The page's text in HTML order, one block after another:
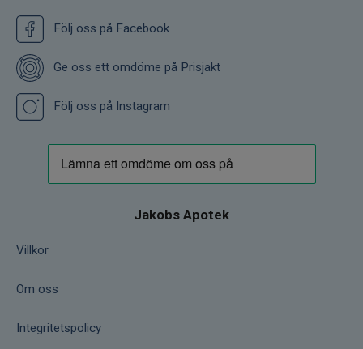
Följ oss på Facebook
Ge oss ett omdöme på Prisjakt
Följ oss på Instagram
Jakobs Apotek
Villkor
Om oss
Integritetspolicy